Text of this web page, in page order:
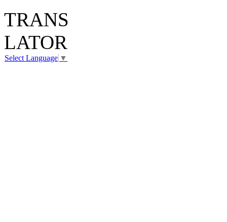
TRANS
LATOR
Select Language ▼